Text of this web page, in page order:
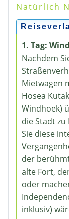
Natürlich
1. Tag:
Nachdem
Mietwagen
Hosea
Windhoek)
die Stadt
Sie diese
der
alte Fort,
oder
inklusiv)